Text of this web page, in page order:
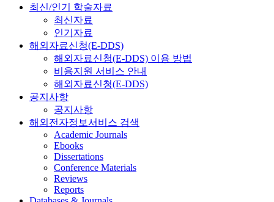
최신/인기 학술자료
최신자료
인기자료
해외자료신청(E-DDS)
해외자료신청(E-DDS) 이용 방법
비용지원 서비스 안내
해외자료신청(E-DDS)
공지사항
공지사항
해외전자정보서비스 검색
Academic Journals
Ebooks
Dissertations
Conference Materials
Reviews
Reports